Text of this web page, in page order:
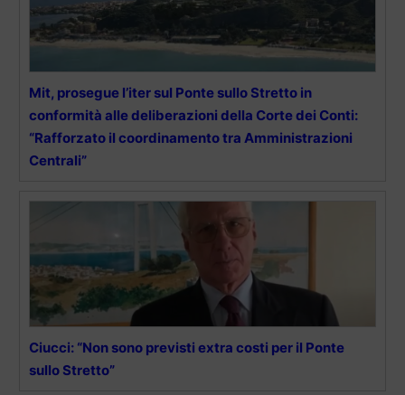
Mit, prosegue l’iter sul Ponte sullo Stretto in
conformità alle deliberazioni della Corte dei Conti:
“Rafforzato il coordinamento tra Amministrazioni
Centrali”
Ciucci: “Non sono previsti extra costi per il Ponte
sullo Stretto”